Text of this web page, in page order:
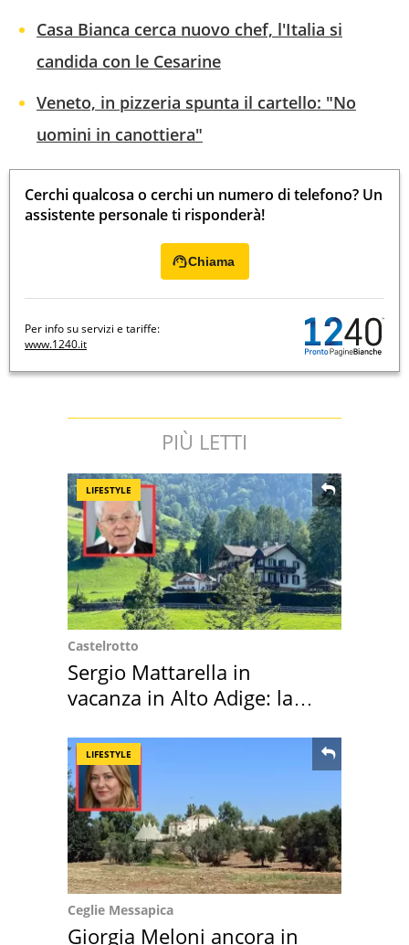
Casa Bianca cerca nuovo chef, l'Italia si
candida con le Cesarine
Veneto, in pizzeria spunta il cartello: "No
uomini in canottiera"
Cerchi qualcosa o cerchi un numero di telefono? Un
assistente personale ti risponderà!
Chiama
Per info su servizi e tariffe:
www.1240.it
PIÙ LETTI
LIFESTYLE
Castelrotto
Sergio Mattarella in
vacanza in Alto Adige: la
LIFESTYLE
Ceglie Messapica
Giorgia Meloni ancora in